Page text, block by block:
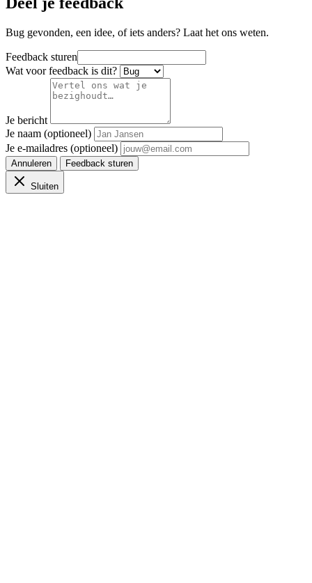
Bug gevonden, een idee, of iets anders? Laat het ons weten.
Feedback sturen
Wat voor feedback is dit?
Je bericht
Je naam (optioneel)
Je e-mailadres (optioneel)
Annuleren Feedback sturen
Sluiten